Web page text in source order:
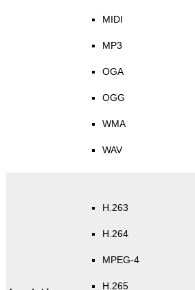
MIDI
MP3
OGA
OGG
WMA
WAV
H.263
H.264
MPEG-4
H.265